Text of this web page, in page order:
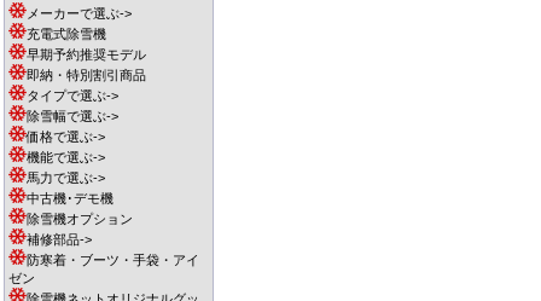
メーカーで選ぶ->
充電式除雪機
早期予約推奨モデル
即納・特別割引商品
タイプで選ぶ->
除雪幅で選ぶ->
価格で選ぶ->
機能で選ぶ->
馬力で選ぶ->
中古機･デモ機
除雪機オプション
補修部品->
防寒着・ブーツ・手袋・アイ
ゼン